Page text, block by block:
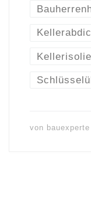
von bauexperte